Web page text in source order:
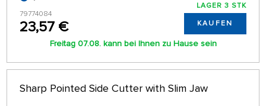
79774084
23,57 €
LAGER 3 STK
KAUFEN
Freitag 07.08. kann bei Ihnen zu Hause sein
Sharp Pointed Side Cutter with Slim Jaw